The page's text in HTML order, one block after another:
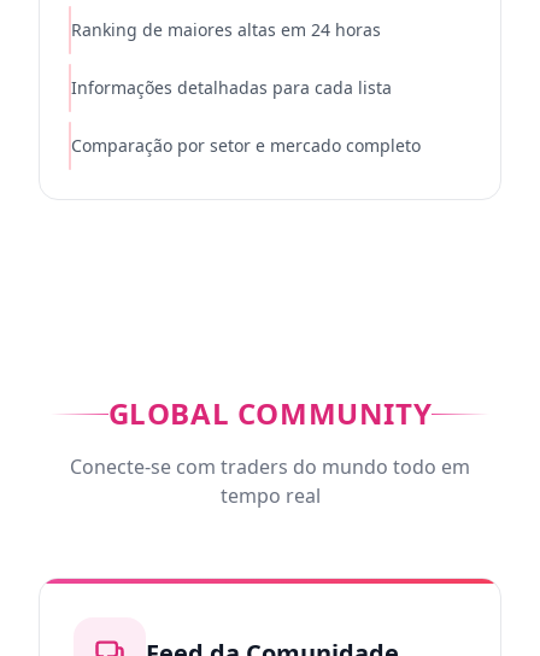
Ranking de maiores altas em 24 horas
Informações detalhadas para cada lista
Comparação por setor e mercado completo
GLOBAL COMMUNITY
Conecte-se com traders do mundo todo em
tempo real